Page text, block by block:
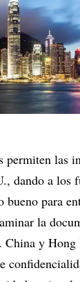
permiten las
dando a los
bueno para
la
China y